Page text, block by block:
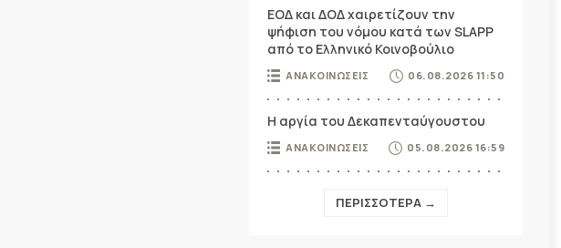
ΕΟΔ και ΔΟΔ χαιρετίζουν την
ψήφιση του νόμου κατά των SLAPP
από το Ελληνικό Κοινοβούλιο
ΑΝΑΚΟΙΝΩΣΕΙΣ 06.08.2026 11:50
Η αργία του Δεκαπενταύγουστου
ΑΝΑΚΟΙΝΩΣΕΙΣ 05.08.2026 16:59
ΠΕΡΙΣΣΟΤΕΡΑ →